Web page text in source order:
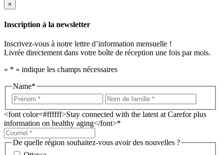
×
Inscription à la newsletter
Inscrivez-vous à notre lettre d’information mensuelle !
Livrée directement dans votre boîte de réception une fois par mois.
« * » indique les champs nécessaires
Name*
<font color=#ffffff>Stay connected with the latest at Carefor plus
information on healthy aging</font>*
De quelle région souhaitez-vous avoir des nouvelles ?